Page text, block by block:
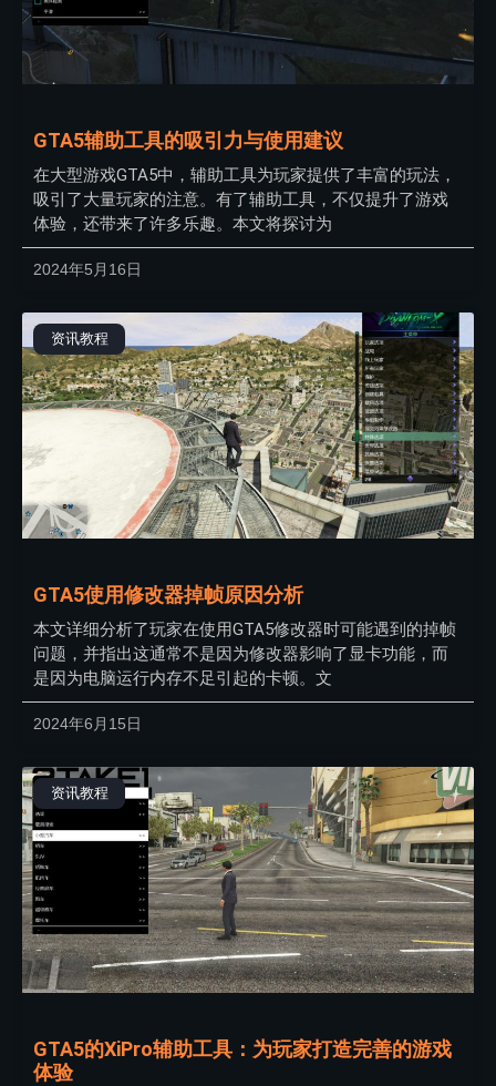
GTA5辅助工具的吸引力与使用建议
在大型游戏GTA5中，辅助工具为玩家提供了丰富的玩法，
吸引了大量玩家的注意。有了辅助工具，不仅提升了游戏
体验，还带来了许多乐趣。本文将探讨为
2024年5月16日
资讯教程
GTA5使用修改器掉帧原因分析
本文详细分析了玩家在使用GTA5修改器时可能遇到的掉帧
问题，并指出这通常不是因为修改器影响了显卡功能，而
是因为电脑运行内存不足引起的卡顿。文
2024年6月15日
资讯教程
GTA5的XiPro辅助工具：为玩家打造完善的游戏
体验